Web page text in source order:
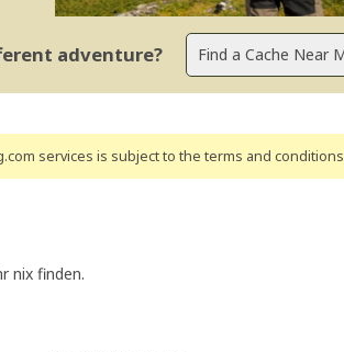
adventure?
services is subject to the terms and conditions
nix finden.